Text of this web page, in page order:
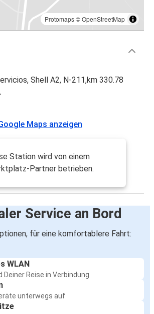
Protomaps©OpenStreetMap
Shell A2, N-211,km 330.78
Maps anzeigen
Station wird von einem
Partner betrieben.
Service an Bord
für eine komfortablere Fahrt:
WLAN
Deiner Reise in Verbindung
unterwegs auf